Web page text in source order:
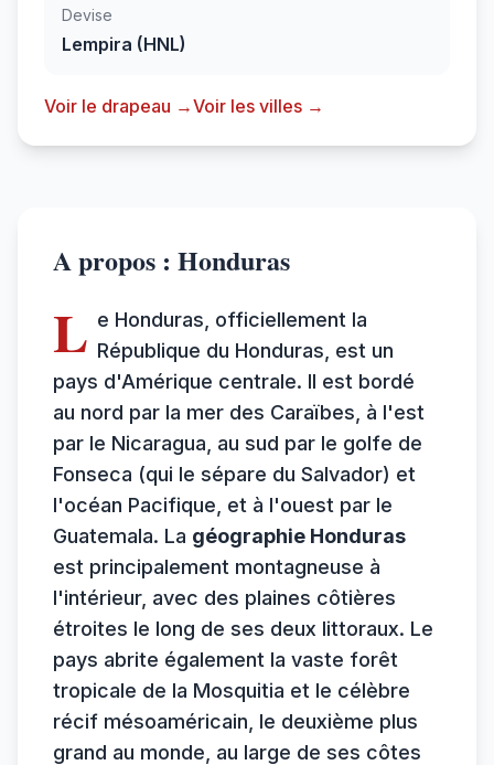
Devise
Lempira (HNL)
Voir le drapeau →Voir les villes →
A propos : Honduras
L e Honduras, officiellement la
République du Honduras, est un
pays d'Amérique centrale. Il est bordé
au nord par la mer des Caraïbes, à l'est
par le Nicaragua, au sud par le golfe de
Fonseca (qui le sépare du Salvador) et
l'océan Pacifique, et à l'ouest par le
Guatemala. La géographie Honduras
est principalement montagneuse à
l'intérieur, avec des plaines côtières
étroites le long de ses deux littoraux. Le
pays abrite également la vaste forêt
tropicale de la Mosquitia et le célèbre
récif mésoaméricain, le deuxième plus
grand au monde, au large de ses côtes